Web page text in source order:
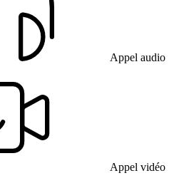
Appel audio
Appel vidéo